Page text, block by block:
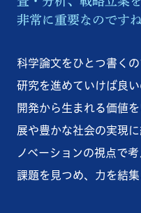
非常に重要なのです
科学論文をひとつ書く
研究を進めていけば良
開発から生まれる価値
展や豊かな社会の実現
ノベーションの視点で
課題を見つめ、力を結集